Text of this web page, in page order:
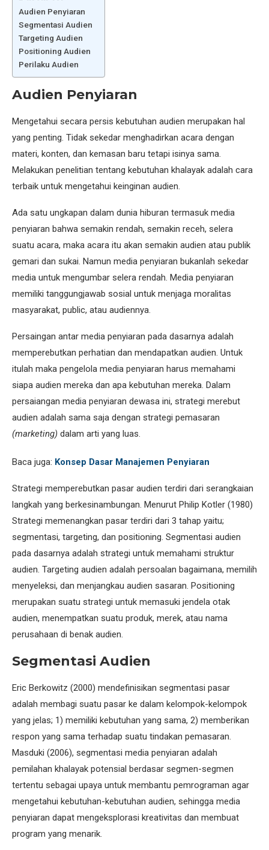
Audien Penyiaran
Segmentasi Audien
Targeting Audien
Positioning Audien
Perilaku Audien
Audien Penyiaran
Mengetahui secara persis kebutuhan audien merupakan hal
yang penting. Tidak sekedar menghadirkan acara dengan
materi, konten, dan kemasan baru tetapi isinya sama.
Melakukan penelitian tentang kebutuhan khalayak adalah cara
terbaik untuk mengetahui keinginan audien.
Ada satu ungkapan dalam dunia hiburan termasuk media
penyiaran bahwa semakin rendah, semakin receh, selera
suatu acara, maka acara itu akan semakin audien atau publik
gemari dan sukai. Namun media penyiaran bukanlah sekedar
media untuk mengumbar selera rendah. Media penyiaran
memiliki tanggungjawab sosial untuk menjaga moralitas
masyarakat, public, atau audiennya.
Persaingan antar media penyiaran pada dasarnya adalah
memperebutkan perhatian dan mendapatkan audien. Untuk
itulah maka pengelola media penyiaran harus memahami
siapa audien mereka dan apa kebutuhan mereka. Dalam
persaiangan media penyiaran dewasa ini, strategi merebut
audien adalah sama saja dengan strategi pemasaran
(marketing) dalam arti yang luas.
Baca juga: Konsep Dasar Manajemen Penyiaran
Strategi memperebutkan pasar audien terdiri dari serangkaian
langkah yang berkesinambungan. Menurut Philip Kotler (1980)
Strategi memenangkan pasar terdiri dari 3 tahap yaitu;
segmentasi, targeting, dan positioning. Segmentasi audien
pada dasarnya adalah strategi untuk memahami struktur
audien. Targeting audien adalah persoalan bagaimana, memilih
menyeleksi, dan menjangkau audien sasaran. Positioning
merupakan suatu strategi untuk memasuki jendela otak
audien, menempatkan suatu produk, merek, atau nama
perusahaan di benak audien.
Segmentasi Audien
Eric Berkowitz (2000) mendefinisikan segmentasi pasar
adalah membagi suatu pasar ke dalam kelompok-kelompok
yang jelas; 1) memiliki kebutuhan yang sama, 2) memberikan
respon yang sama terhadap suatu tindakan pemasaran.
Masduki (2006), segmentasi media penyiaran adalah
pemilahan khalayak potensial berdasar segmen-segmen
tertentu sebagai upaya untuk membantu pemrograman agar
mengetahui kebutuhan-kebutuhan audien, sehingga media
penyiaran dapat mengeksplorasi kreativitas dan membuat
program yang menarik.